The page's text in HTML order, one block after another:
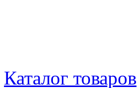
Каталог товаров